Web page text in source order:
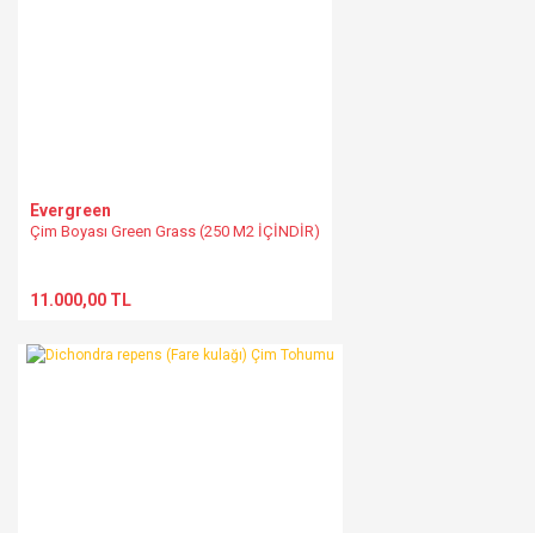
Evergreen
Çim Boyası Green Grass (250 M2 İÇİNDİR)
11.000,00 TL